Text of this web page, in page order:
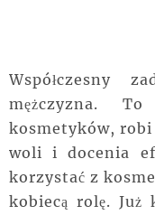
Współczesny
mężczyzna.
kosmetyków, robi
woli i docenia
korzystać z
kobiecą rolę. Już